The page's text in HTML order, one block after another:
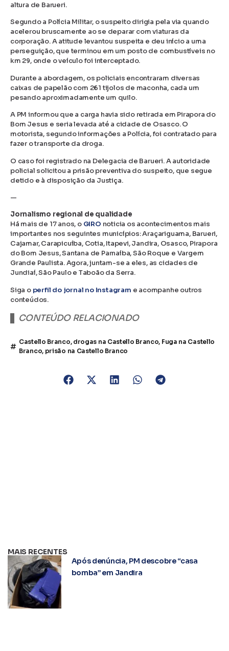
altura de Barueri.
Segundo a Polícia Militar, o suspeito dirigia pela via quando
acelerou bruscamente ao se deparar com viaturas da
corporação. A atitude levantou suspeita e deu início a uma
perseguição, que terminou em um posto de combustíveis no
km 29, onde o veículo foi interceptado.
Durante a abordagem, os policiais encontraram diversas
caixas de papelão com 261 tijolos de maconha, cada um
pesando aproximadamente um quilo.
A PM informou que a carga havia sido retirada em Pirapora do
Bom Jesus e seria levada até a cidade de Osasco. O
motorista, segundo informações a Polícia, foi contratado para
fazer o transporte da droga.
O caso foi registrado na Delegacia de Barueri. A autoridade
policial solicitou a prisão preventiva do suspeito, que segue
detido e à disposição da Justiça.
—
Jornalismo regional de qualidade
Há mais de 17 anos, o GIRO noticia os acontecimentos mais
importantes nos seguintes municípios: Araçariguama, Barueri,
Cajamar, Carapicuíba, Cotia, Itapevi, Jandira, Osasco, Pirapora
do Bom Jesus, Santana de Parnaíba, São Roque e Vargem
Grande Paulista. Agora, juntam-se a eles, as cidades de
Jundiaí, São Paulo e Taboão da Serra.
Siga o perfil do jornal no Instagram e acompanhe outros
conteúdos.
CONTEÚDO RELACIONADO
Castello Branco, drogas na Castello Branco, Fuga na Castello
Branco, prisão na Castello Branco
MAIS RECENTES
Após denúncia, PM descobre “casa
bomba” em Jandira